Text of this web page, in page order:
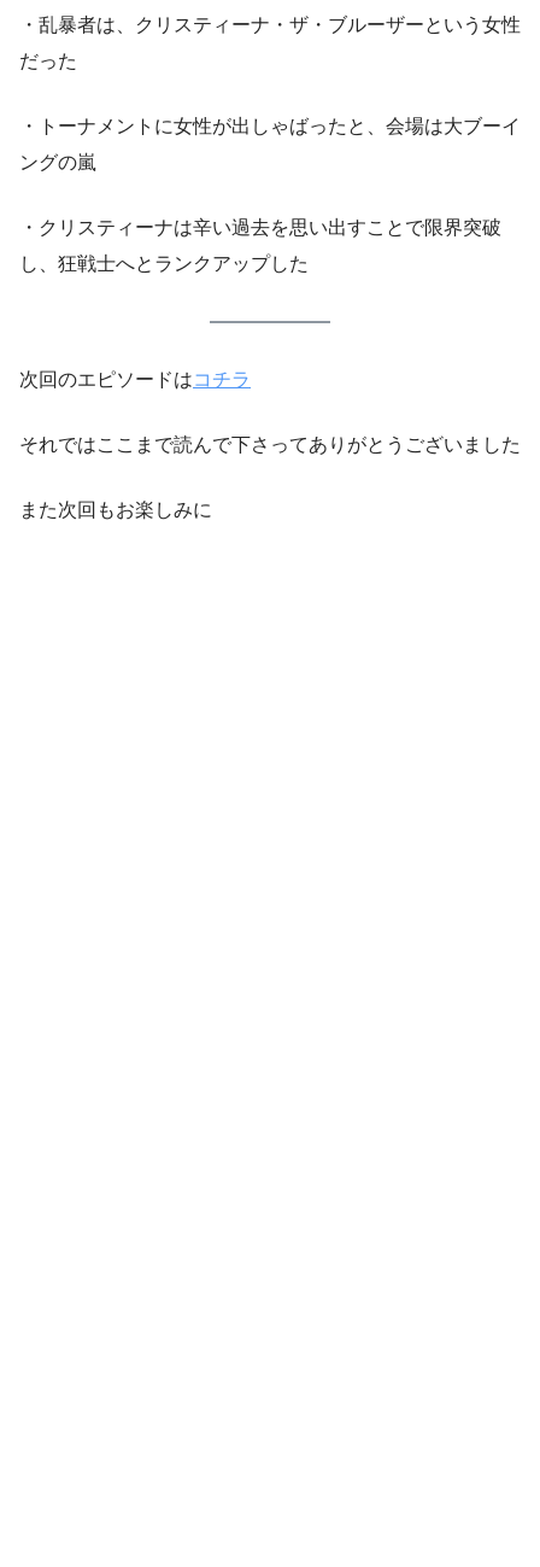
・乱暴者は、クリスティーナ・ザ・ブルーザーという女性
だった
・トーナメントに女性が出しゃばったと、会場は大ブーイ
ングの嵐
・クリスティーナは辛い過去を思い出すことで限界突破
し、狂戦士へとランクアップした
次回のエピソードはコチラ
それではここまで読んで下さってありがとうございました
また次回もお楽しみに